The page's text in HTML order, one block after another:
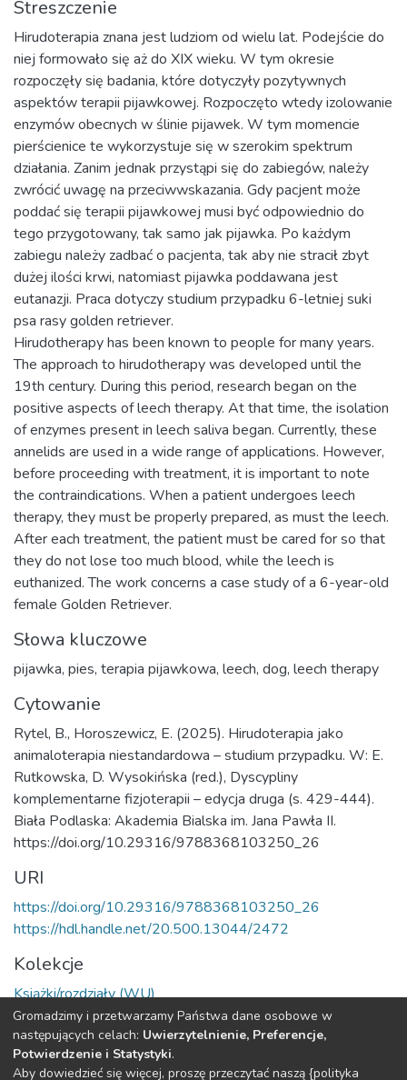
Streszczenie
Hirudoterapia znana jest ludziom od wielu lat. Podejście do
niej formowało się aż do XIX wieku. W tym okresie
rozpoczęły się badania, które dotyczyły pozytywnych
aspektów terapii pijawkowej. Rozpoczęto wtedy izolowanie
enzymów obecnych w ślinie pijawek. W tym momencie
pierścienice te wykorzystuje się w szerokim spektrum
działania. Zanim jednak przystąpi się do zabiegów, należy
zwrócić uwagę na przeciwwskazania. Gdy pacjent może
poddać się terapii pijawkowej musi być odpowiednio do
tego przygotowany, tak samo jak pijawka. Po każdym
zabiegu należy zadbać o pacjenta, tak aby nie stracił zbyt
dużej ilości krwi, natomiast pijawka poddawana jest
eutanazji. Praca dotyczy studium przypadku 6-letniej suki
psa rasy golden retriever.
Hirudotherapy has been known to people for many years.
The approach to hirudotherapy was developed until the
19th century. During this period, research began on the
positive aspects of leech therapy. At that time, the isolation
of enzymes present in leech saliva began. Currently, these
annelids are used in a wide range of applications. However,
before proceeding with treatment, it is important to note
the contraindications. When a patient undergoes leech
therapy, they must be properly prepared, as must the leech.
After each treatment, the patient must be cared for so that
they do not lose too much blood, while the leech is
euthanized. The work concerns a case study of a 6-year-old
female Golden Retriever.
Słowa kluczowe
pijawka, pies, terapia pijawkowa, leech, dog, leech therapy
Cytowanie
Rytel, B., Horoszewicz, E. (2025). Hirudoterapia jako
animaloterapia niestandardowa – studium przypadku. W: E.
Rutkowska, D. Wysokińska (red.), Dyscypliny
komplementarne fizjoterapii – edycja druga (s. 429-444).
Biała Podlaska: Akademia Bialska im. Jana Pawła II.
https://doi.org/10.29316/9788368103250_26
URI
https://doi.org/10.29316/9788368103250_26
https://hdl.handle.net/20.500.13044/2472
Kolekcje
Książki/rozdziały (WU)
Cała strona rekordu
Gromadzimy i przetwarzamy Państwa dane osobowe w
następujących celach: Uwierzytelnienie, Preferencje,
Potwierdzenie i Statystyki.
Aby dowiedzieć się więcej, proszę przeczytać naszą {polityka